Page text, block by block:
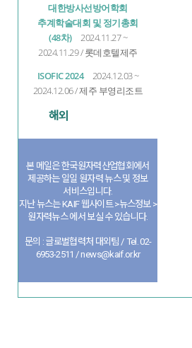
대한방사선방어학회
추계학술대회 및 정기총회
(48차)
2024.11.27 ~
2024.11.29 / 롯데호텔제주
ISOFIC 2024
2024.12.03 ~
2024.12.06 / 제주 부영리조트
해외
본 메일은 한국원자력산업협회에서
제공하는 일일 원자력 뉴스 및 정보
서비스입니다.
지난 뉴스는 KAIF 웹사이트 >뉴스정보 >
원자력뉴스 에서 보실 수 있습니다.
문의 : 글로벌협력처 대외팀 / Tel. 02-
6953-2511 / news@kaif.or.kr